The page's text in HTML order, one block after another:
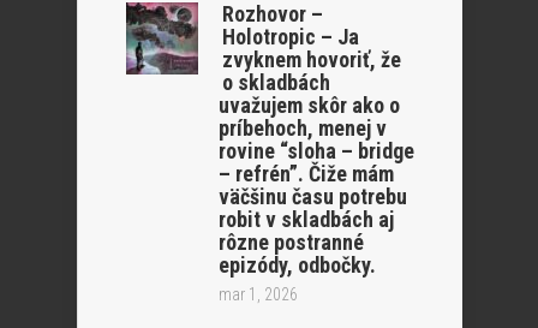
Rozhovor –
Holotropic – Ja
zvyknem hovoriť, že
o skladbách
uvažujem skôr ako o
príbehoch, menej v
rovine “sloha – bridge
– refrén”. Čiže mám
väčšinu času potrebu
robit v skladbách aj
rôzne postranné
epizódy, odbočky.
mar 1, 2026